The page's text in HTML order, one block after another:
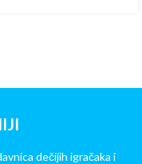
dečijih igračaka i